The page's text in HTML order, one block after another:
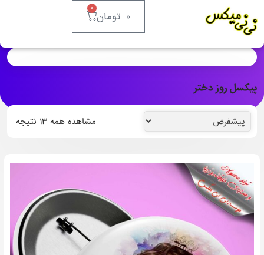
0 تومان 0
پیکسل روز دختر
مشاهده همه ۱۳ نتیجه